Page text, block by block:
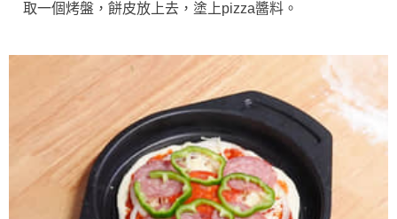
取一個烤盤，餅皮放上去，塗上pizza醬料。